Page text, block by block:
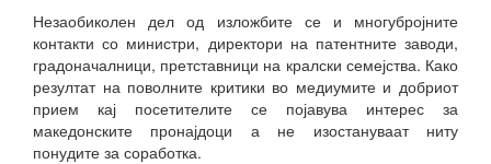
Незаобиколен дел од изложбите се и многубројните
контакти со министри, директори на патентните заводи,
градоначалници, претставници на кралски семејства. Како
резултат на поволните критики во медиумите и добриот
прием кај посетителите се појавува интерес за
македонските пронајдоци а не изостануваат ниту
понудите за соработка.